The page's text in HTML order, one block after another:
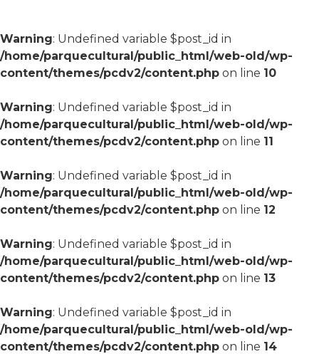
Warning: Undefined variable $post_id in
/home/parquecultural/public_html/web-old/wp-
content/themes/pcdv2/content.php on line 10
Warning: Undefined variable $post_id in
/home/parquecultural/public_html/web-old/wp-
content/themes/pcdv2/content.php on line 11
Warning: Undefined variable $post_id in
/home/parquecultural/public_html/web-old/wp-
content/themes/pcdv2/content.php on line 12
Warning: Undefined variable $post_id in
/home/parquecultural/public_html/web-old/wp-
content/themes/pcdv2/content.php on line 13
Warning: Undefined variable $post_id in
/home/parquecultural/public_html/web-old/wp-
content/themes/pcdv2/content.php on line 14